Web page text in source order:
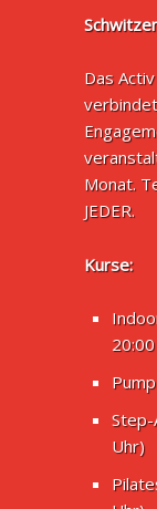
Das
Monat.
JEDER.
Kurse:
Uhr)